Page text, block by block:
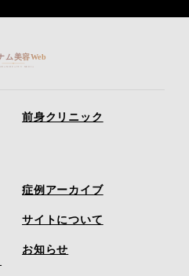
前身クリニック
症例アーカイブ
サイトについて
お知らせ